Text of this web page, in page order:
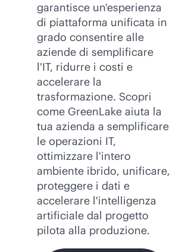
garantisce un'esperienza
di piattaforma unificata in
grado consentire alle
aziende di semplificare
l'IT, ridurre i costi e
accelerare la
trasformazione. Scopri
come GreenLake aiuta la
tua azienda a semplificare
le operazioni IT,
ottimizzare l'intero
ambiente ibrido, unificare,
proteggere i dati e
accelerare l'intelligenza
artificiale dal progetto
pilota alla produzione.